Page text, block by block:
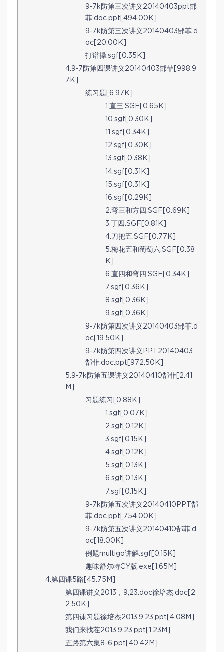
9-7k防第三次讲义20140403ppt郜
菲.doc.ppt[494.00K]
9-7k防第三次讲义20140403郜菲.d
oc[20.00K]
打谱操.sgf[0.35K]
4.9-7防第四课讲义20140403郜菲[998.9
7K]
练习题[6.97K]
1.直三.SGF[0.65K]
10.sgf[0.30K]
11.sgf[0.34K]
12.sgf[0.30K]
13.sgf[0.38K]
14.sgf[0.31K]
15.sgf[0.31K]
16.sgf[0.29K]
2.弯三和方四.SGF[0.69K]
3.丁四.SGF[0.81K]
4.刀把五.SGF[0.77K]
5.梅花五和葡萄六.SGF[0.38
K]
6.直四和弯四.SGF[0.34K]
7.sgf[0.36K]
8.sgf[0.36K]
9.sgf[0.36K]
9-7k防第四次讲义20140403郜菲.d
oc[19.50K]
9-7k防第四次讲义PPT20140403
郜菲.doc.ppt[972.50K]
5.9-7k防第五课讲义20140410郜菲[2.41
M]
习题练习[0.88K]
1.sgf[0.07K]
2.sgf[0.12K]
3.sgf[0.15K]
4.sgf[0.12K]
5.sgf[0.13K]
6.sgf[0.13K]
7.sgf[0.15K]
9-7k防第五次讲义20140410PPT郜
菲.doc.ppt[754.00K]
9-7k防第五次讲义20140410郜菲.d
oc[18.00K]
例题multigo讲解.sgf[0.15K]
趣味舒尔特CY版.exe[1.65M]
4.第四课5路[45.75M]
第四课讲义2013，9,23.doc徐培杰.doc[2
2.50K]
第四课习题徐培杰2013.9.23.ppt[4.08M]
我们来找茬2013.9.23.ppt[1.23M]
五路第六集8-6.ppt[40.42M]